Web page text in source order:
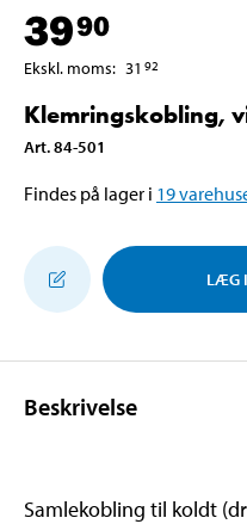
3990
Ekskl. moms: 31 92
Klemringskobling,
Art.84-501
Findes på lager i 19
LÆG
Beskrivelse
Samlekobling til koldt